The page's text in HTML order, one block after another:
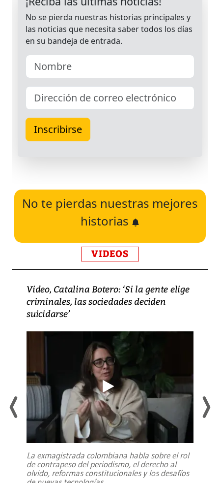
No te pierdas nuestras mejores
historias
VIDEOS
Video, Catalina Botero: ‘Si la gente elige
criminales, las sociedades deciden
suicidarse’
La exmagistrada colombiana habla sobre el rol
de contrapeso del periodismo, el derecho al
olvido, reformas constitucionales y los desafíos